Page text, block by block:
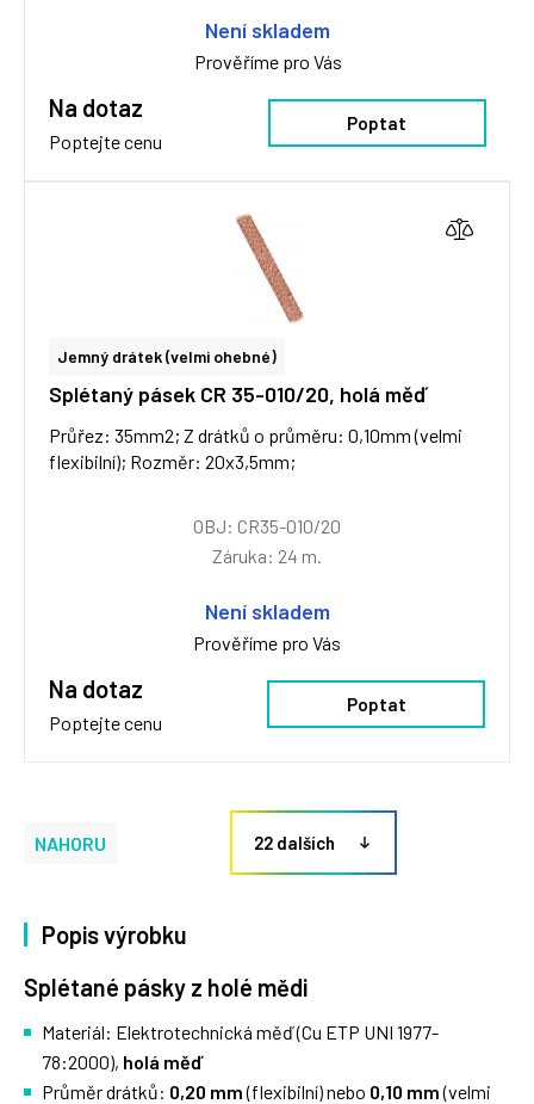
Není skladem
Prověříme pro Vás
Na dotaz
Poptejte cenu
Poptat
Jemný drátek (velmi ohebné)
Splétaný pásek CR 35-010/20, holá měď
Průřez: 35mm2; Z drátků o průměru: 0,10mm (velmi
flexibilní); Rozměr: 20x3,5mm;
OBJ: CR35-010/20
Záruka: 24 m.
Není skladem
Prověříme pro Vás
Na dotaz
Poptejte cenu
Poptat
NAHORU 22 dalších
Popis výrobku
Splétané pásky z holé mědi
Materiál: Elektrotechnická měď (Cu ETP UNI 1977-
78:2000), holá měď
Průměr drátků: 0,20 mm(flexibilní) nebo 0,10 mm(velmi